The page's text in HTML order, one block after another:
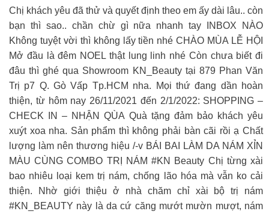
Chị khách yêu đã thử và quyết định theo em ấy dài lâu.. còn
bạn thì sao.. chần chừ gì nữa nhanh tay INBOX NÀO
Không tuyệt vời thì không lấy tiền nhé CHÀO MÙA LỄ HỘI
Mở đầu là đêm NOEL thật lung linh nhé Còn chưa biết đi
đâu thì ghé qua Showroom KN_Beauty tại 879 Phan Văn
Trị p7 Q. Gò Vấp Tp.HCM nha. Mọi thứ đang dần hoàn
thiện, từ hôm nay 26/11/2021 đến 2/1/2022: SHOPPING –
CHECK IN – NHẬN QÙA Quà tặng đảm bảo khách yêu
xuýt xoa nha. Sản phẩm thì không phải bàn cãi rồi ạ Chất
lượng làm nên thương hiệu /-v BÁI BAI LÀM DA NÁM XỈN
MÀU CÙNG COMBO TRỊ NÁM #KN Beauty Chị từng xài
bao nhiêu loại kem trị nám, chống lão hóa mà vẫn ko cải
thiện. Nhờ giới thiệu ở nhà chăm chỉ xài bộ trị nám
#KN_BEAUTY này là da cứ căng mướt mườn mượt, nám